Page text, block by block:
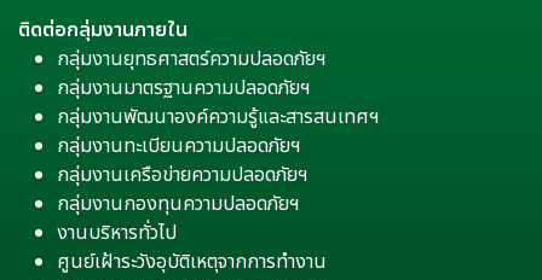
ติดต่อกลุ่มงานภายใน
กลุ่มงานยุทธศาสตร์ความปลอดภัยฯ
กลุ่มงานมาตรฐานความปลอดภัยฯ
กลุ่มงานพัฒนาองค์ความรู้และสารสนเทศฯ
กลุ่มงานทะเบียนความปลอดภัยฯ
กลุ่มงานเครือข่ายความปลอดภัยฯ
กลุ่มงานกองทุนความปลอดภัยฯ
งานบริหารทั่วไป
ศูนย์เฝ้าระวังอุบัติเหตุจากการทำงาน